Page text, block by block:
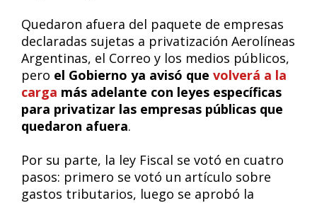
Quedaron afuera del paquete de empresas
declaradas sujetas a privatización Aerolíneas
Argentinas, el Correo y los medios públicos,
pero el Gobierno ya avisó que volverá a la
carga más adelante con leyes específicas
para privatizar las empresas públicas que
quedaron afuera.
Por su parte, la ley Fiscal se votó en cuatro
pasos: primero se votó un artículo sobre
gastos tributarios, luego se aprobó la